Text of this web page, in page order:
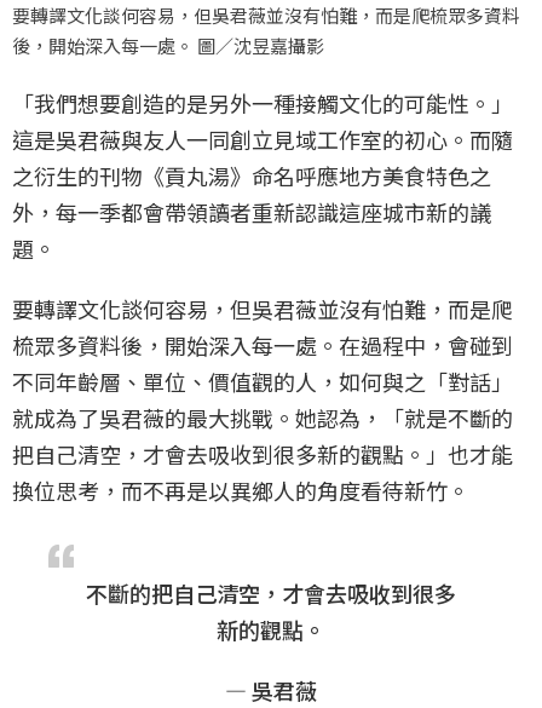
要轉譯文化談何容易，但吳君薇並沒有怕難，而是爬梳眾多資料
後，開始深入每一處。 圖／沈昱嘉攝影
「我們想要創造的是另外一種接觸文化的可能性。」
這是吳君薇與友人一同創立見域工作室的初心。而隨
之衍生的刊物《貢丸湯》命名呼應地方美食特色之
外，每一季都會帶領讀者重新認識這座城市新的議
題。
要轉譯文化談何容易，但吳君薇並沒有怕難，而是爬
梳眾多資料後，開始深入每一處。在過程中，會碰到
不同年齡層、單位、價值觀的人，如何與之「對話」
就成為了吳君薇的最大挑戰。她認為，「就是不斷的
把自己清空，才會去吸收到很多新的觀點。」也才能
換位思考，而不再是以異鄉人的角度看待新竹。
不斷的把自己清空，才會去吸收到很多
新的觀點。
— 吳君薇